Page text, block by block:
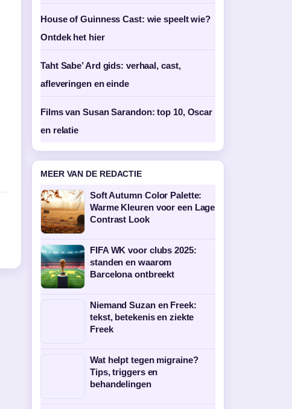
House of Guinness Cast: wie speelt wie?
Ontdek het hier
Taht Sabe’ Ard gids: verhaal, cast,
afleveringen en einde
Films van Susan Sarandon: top 10, Oscar
en relatie
MEER VAN DE REDACTIE
Soft Autumn Color Palette:
Warme Kleuren voor een Lage
Contrast Look
FIFA WK voor clubs 2025:
standen en waarom
Barcelona ontbreekt
Niemand Suzan en Freek:
tekst, betekenis en ziekte
Freek
Wat helpt tegen migraine?
Tips, triggers en
behandelingen